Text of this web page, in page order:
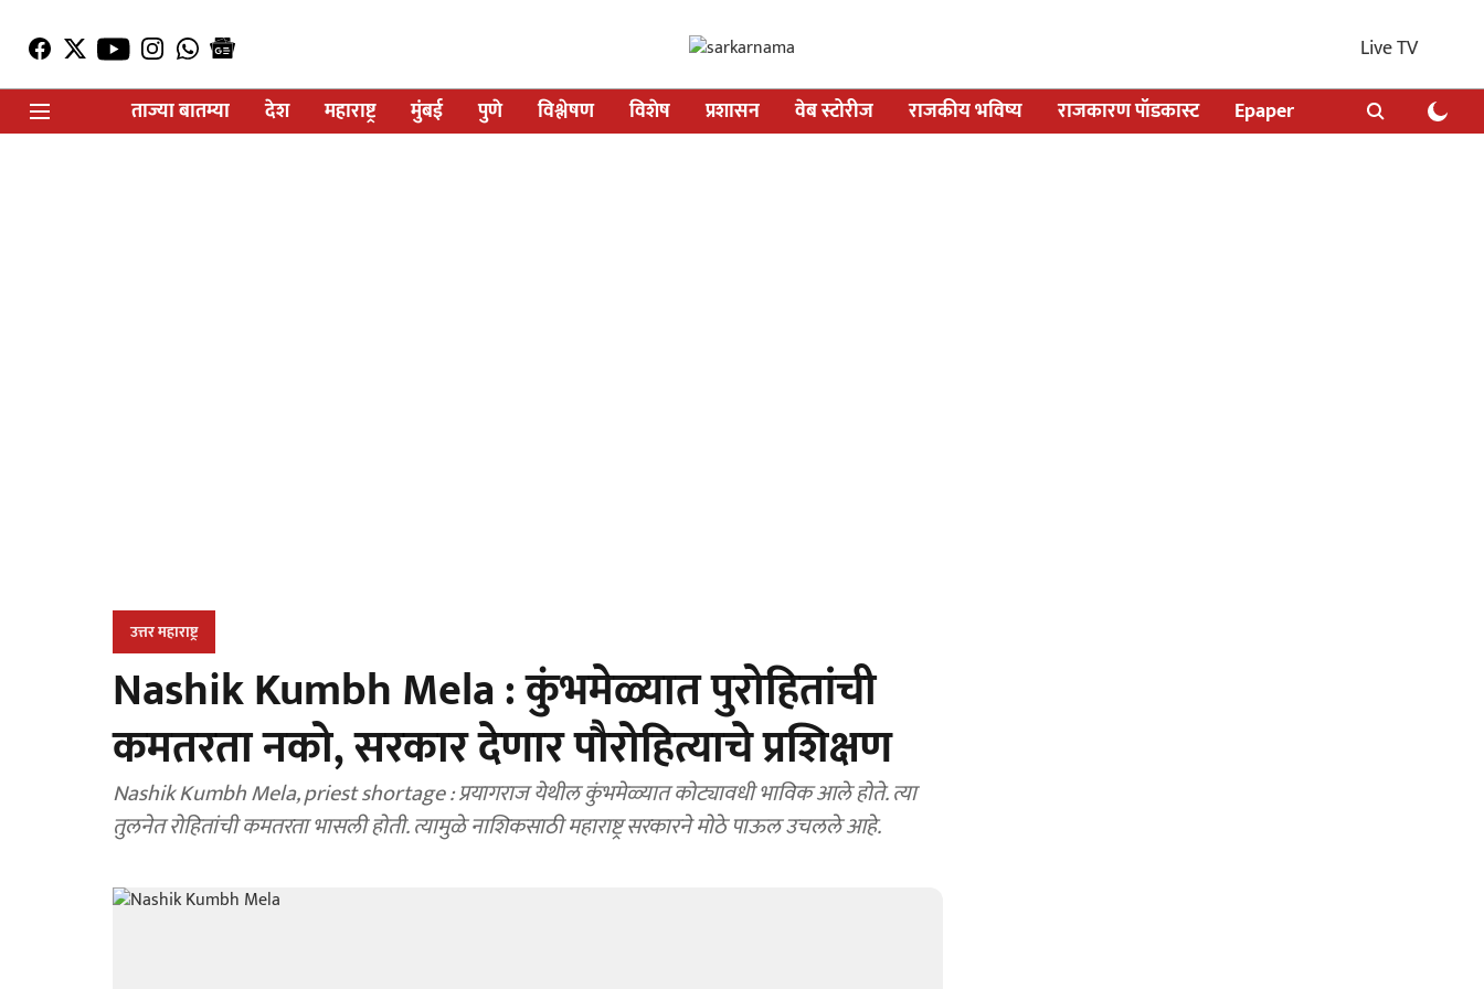
Live TV
ताज्या बातम्या
देश महाराष्ट्र मुंबई पुणे विश्लेषण विशेष प्रशासन वेब स्टोरीज राजकीय भविष्य राजकारण पॉडकास्ट Epaper
उत्तर महाराष्ट्र
Nashik Kumbh Mela : कुंभमेळ्यात पुरोहितांची
कमतरता नको, सरकार देणार पौरोहित्याचे प्रशिक्षण
Nashik Kumbh Mela, priest shortage : प्रयागराज येथील कुंभमेळ्यात कोट्यावधी भाविक आले होते. त्या
तुलनेत रोहितांची कमतरता भासली होती. त्यामुळे नाशिकसाठी महाराष्ट्र सरकारने मोठे पाऊल उचलले आहे.